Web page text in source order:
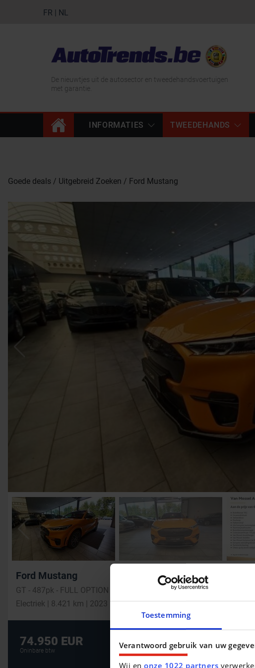
Toestemming
Verantwoord gebruik van uw
Wij enonze 1022 partners
FR | NL
De nieuwtjes uit de autosector en tweedehandsvoertuigen
met garantie.
INFORMATIES TWEEDEHANDS
Goede deals Uitgebreid Zoeken Ford Mustang
Ford Mustang
GT - 487pk - FULL OPTION
Electriek | 8.421 km | 2023
74.950 EUR
Oninbare btw